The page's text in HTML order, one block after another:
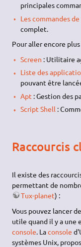
principales
Les commandes de
complet.
Pour aller encore
Screen : Utilitaire
Liste des
pouvant être
Apt : Gestion des
Script Shell :
Raccourcis
Il existe des
permettant de
Tux-planet) :
Vous pouvez lancer
utile quand il y a une
console. Laconsole
systèmes Unix,